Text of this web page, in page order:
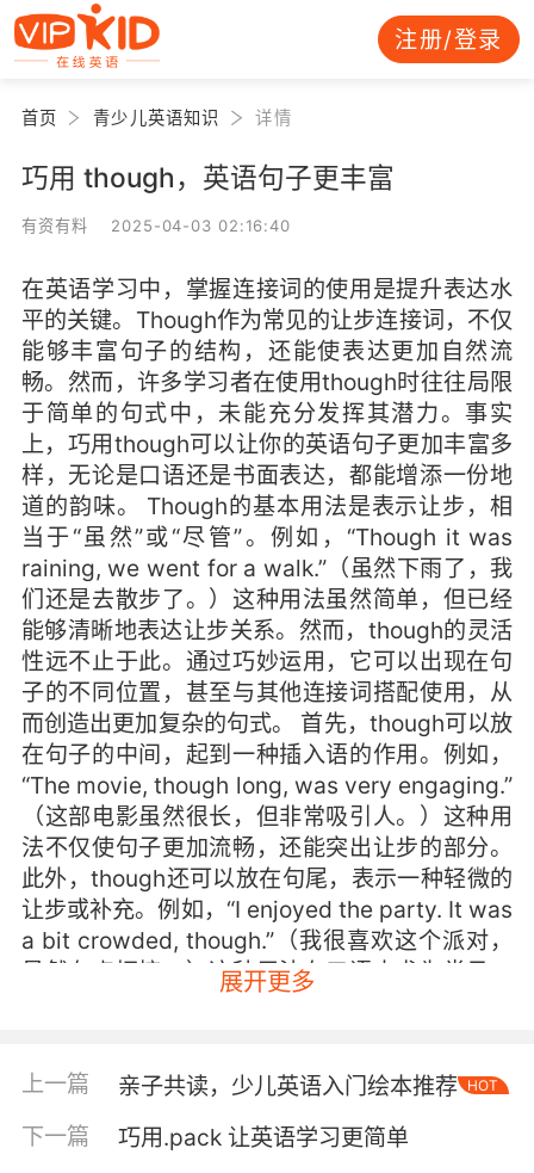
注册/登录
首页 青少儿英语知识 详情
巧用 though，英语句子更丰富
有资有料 2025-04-03 02:16:40
在英语学习中，掌握连接词的使用是提升表达水
平的关键。Though作为常见的让步连接词，不仅
能够丰富句子的结构，还能使表达更加自然流
畅。然而，许多学习者在使用though时往往局限
于简单的句式中，未能充分发挥其潜力。事实
上，巧用though可以让你的英语句子更加丰富多
样，无论是口语还是书面表达，都能增添一份地
道的韵味。 Though的基本用法是表示让步，相
当于“虽然”或“尽管”。例如，“Though it was
raining, we went for a walk.”（虽然下雨了，我
们还是去散步了。）这种用法虽然简单，但已经
能够清晰地表达让步关系。然而，though的灵活
性远不止于此。通过巧妙运用，它可以出现在句
子的不同位置，甚至与其他连接词搭配使用，从
而创造出更加复杂的句式。 首先，though可以放
在句子的中间，起到一种插入语的作用。例如，
“The movie, though long, was very engaging.”
（这部电影虽然很长，但非常吸引人。）这种用
法不仅使句子更加流畅，还能突出让步的部分。
此外，though还可以放在句尾，表示一种轻微的
让步或补充。例如，“I enjoyed the party. It was
a bit crowded, though.”（我很喜欢这个派对，
虽然有点拥挤。）这种用法在口语中尤为常见，
能够使表达更加自然。 其次，though可以与其他
如，“Even though it was late, she decided to
finish the project.”（尽管已经很晚了，她还是决
定完成这个项目。）这里的“even though”比单独
的“though”更加强调让步的语气。类似地，
展开更多
上一篇 亲子共读，少儿英语入门绘本推荐 HOT
下一篇 巧用.pack 让英语学习更简单